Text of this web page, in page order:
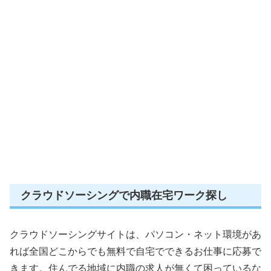
クラウドソーシングで内職在宅ワーク探し
クラウドソーシングサイトは、パソコン・ネット環境があ
れば全国どこからでも無料で自宅でできるお仕事に応募で
きます。住んでる地域に内職の求人が無くて困っているな